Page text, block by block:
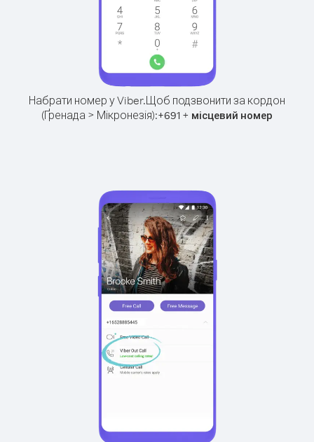
Набрати номер у Viber.Щоб подзвонити за кордон
(Ґренада > Мікронезія):+691 + місцевий номер